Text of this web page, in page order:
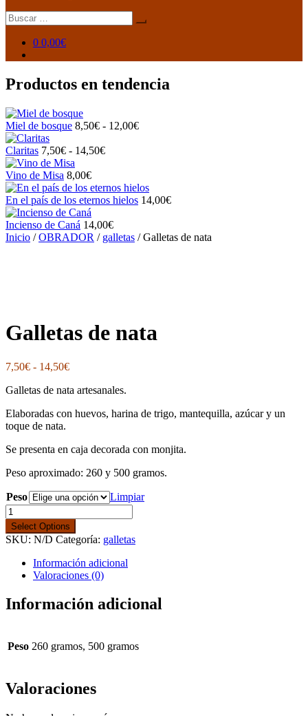
Buscar:
0 0,00€
Productos en tendencia
Miel de bosque 8,50€ - 12,00€Rango
hasta
12,00€
Claritas 7,50€ - 14,50€Rango
desde
7,50€
14,50€
Vino de Misa 8,00€
En el país de los eternos hielos 14,00€
Incienso de Caná 14,00€
Inicio /OBRADOR / galletas / Galletas de nata
Galletas de nata
7,50€ - 14,50€Rango
precios:
7,50€
Galletas de nata artesanales.
Elaboradas con huevos, harina de trigo, mantequilla, azúcar y un
toque de nata.
Se presenta en caja decorada con monjita.
Peso aproximado: 260 y 500 gramos.
Peso
Limpiar
Galletas
de
nata
cantidad
Select Options
SKU: N/D Categoría: galletas
Información adicional
Valoraciones (0)
Información adicional
Peso 260 gramos, 500 gramos
Valoraciones